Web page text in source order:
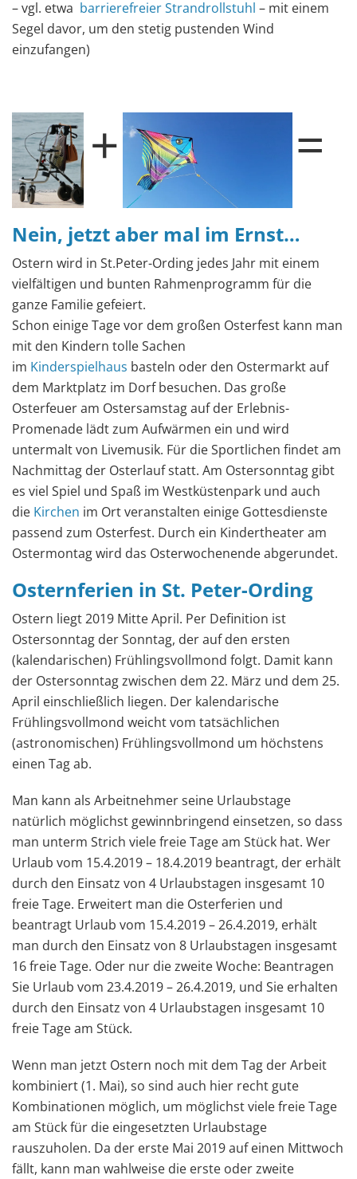
– vgl. etwa barrierefreier Strandrollstuhl – mit einem
Segel davor, um den stetig pustenden Wind
einzufangen)
+ =
Nein, jetzt aber mal im Ernst…
Ostern wird in St.Peter-Ording jedes Jahr mit einem
vielfältigen und bunten Rahmenprogramm für die
ganze Familie gefeiert.
Schon einige Tage vor dem großen Osterfest kann man
mit den Kindern tolle Sachen
im Kinderspielhaus basteln oder den Ostermarkt auf
dem Marktplatz im Dorf besuchen. Das große
Osterfeuer am Ostersamstag auf der Erlebnis-
Promenade lädt zum Aufwärmen ein und wird
untermalt von Livemusik. Für die Sportlichen findet am
Nachmittag der Osterlauf statt. Am Ostersonntag gibt
es viel Spiel und Spaß im Westküstenpark und auch
die Kirchen im Ort veranstalten einige Gottesdienste
passend zum Osterfest. Durch ein Kindertheater am
Ostermontag wird das Osterwochenende abgerundet.
Osternferien in St. Peter-Ording
Ostern liegt 2019 Mitte April. Per Definition ist
Ostersonntag der Sonntag, der auf den ersten
(kalendarischen) Frühlingsvollmond folgt. Damit kann
der Ostersonntag zwischen dem 22. März und dem 25.
April einschließlich liegen. Der kalendarische
Frühlingsvollmond weicht vom tatsächlichen
(astronomischen) Frühlingsvollmond um höchstens
einen Tag ab.
Man kann als Arbeitnehmer seine Urlaubstage
natürlich möglichst gewinnbringend einsetzen, so dass
man unterm Strich viele freie Tage am Stück hat. Wer
Urlaub vom 15.4.2019 – 18.4.2019 beantragt, der erhält
durch den Einsatz von 4 Urlaubstagen insgesamt 10
freie Tage. Erweitert man die Osterferien und
beantragt Urlaub vom 15.4.2019 – 26.4.2019, erhält
man durch den Einsatz von 8 Urlaubstagen insgesamt
16 freie Tage. Oder nur die zweite Woche: Beantragen
Sie Urlaub vom 23.4.2019 – 26.4.2019, und Sie erhalten
durch den Einsatz von 4 Urlaubstagen insgesamt 10
freie Tage am Stück.
Wenn man jetzt Ostern noch mit dem Tag der Arbeit
kombiniert (1. Mai), so sind auch hier recht gute
Kombinationen möglich, um möglichst viele freie Tage
am Stück für die eingesetzten Urlaubstage
rauszuholen. Da der erste Mai 2019 auf einen Mittwoch
fällt, kann man wahlweise die erste oder zweite